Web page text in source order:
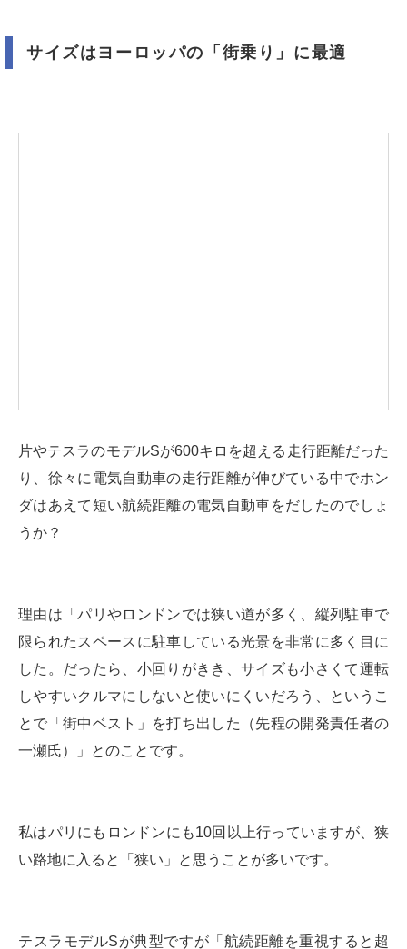
サイズはヨーロッパの「街乗り」に最適
片やテスラのモデルSが600キロを超える走行距離だった
り、徐々に電気自動車の走行距離が伸びている中でホン
ダはあえて短い航続距離の電気自動車をだしたのでしょ
うか？
理由は「パリやロンドンでは狭い道が多く、縦列駐車で
限られたスペースに駐車している光景を非常に多く目に
した。だったら、小回りがきき、サイズも小さくて運転
しやすいクルマにしないと使いにくいだろう、というこ
とで「街中ベスト」を打ち出した（先程の開発責任者の
一瀬氏）」とのことです。
私はパリにもロンドンにも10回以上行っていますが、狭
い路地に入ると「狭い」と思うことが多いです。
テスラモデルSが典型ですが「航続距離を重視すると超